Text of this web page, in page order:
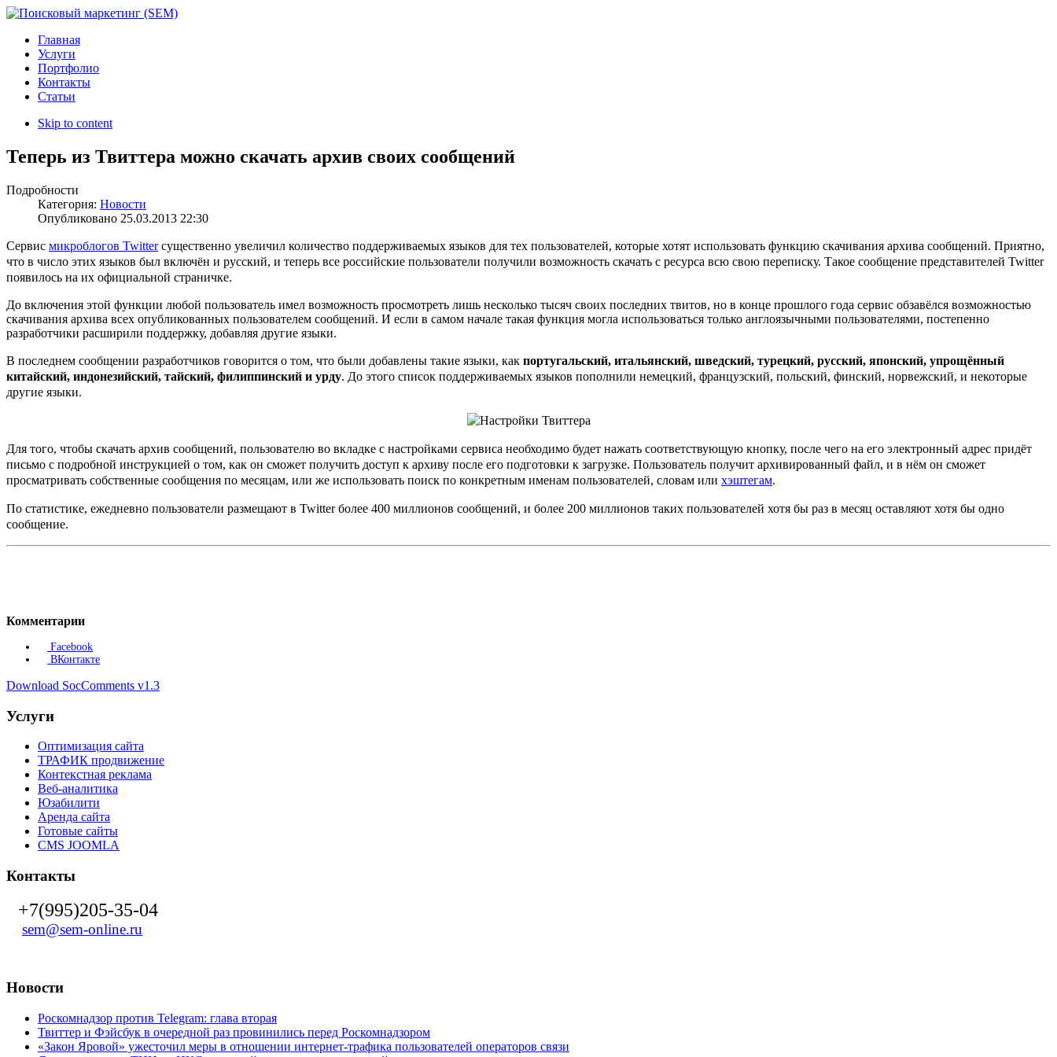
Главная
Услуги
Портфолио
Контакты
Статьи
Skip to content
Теперь из Твиттера можно скачать архив своих сообщений
Подробности
Категория: Новости
Опубликовано 25.03.2013 22:30
Сервис микроблогов Twitterсущественно увеличил количество поддерживаемых языков для тех пользователей, которые хотят использовать функцию скачивания архива сообщений. Приятно,
что в число этих языков был включён и русский, и теперь все российские пользователи получили возможность скачать с ресурса всю свою переписку. Такое сообщение представителей Twitter
появилось на их официальной страничке.
До включения этой функции любой пользователь имел возможность просмотреть лишь несколько тысяч своих последних твитов, но в конце прошлого года сервис обзавёлся возможностью
скачивания архива всех опубликованных пользователем сообщений. И если в самом начале такая функция могла использоваться только англоязычными пользователями, постепенно
разработчики расширили поддержку, добавляя другие языки.
В последнем сообщении разработчиков говорится о том, что были добавлены такие языки, как португальский, итальянский, шведский, турецкий, русский, японский, упрощённый
китайский, индонезийский, тайский, филиппинский и урду. До этого список поддерживаемых языков пополнили немецкий, французский, польский, финский, норвежский, и некоторые
другие языки.
Для того, чтобы скачать архив сообщений, пользователю во вкладке с настройками сервиса необходимо будет нажать соответствующую кнопку, после чего на его электронный адрес придёт
письмо с подробной инструкцией о том, как он сможет получить доступ к архиву после его подготовки к загрузке. Пользователь получит архивированный файл, и в нём он сможет
просматривать собственные сообщения по месяцам, или же использовать поиск по конкретным именам пользователей, словам или хэштегам.
По статистике, ежедневно пользователи размещают в Twitter более 400 миллионов сообщений, и более 200 миллионов таких пользователей хотя бы раз в месяц оставляют хотя бы одно
сообщение.
Комментарии
Facebook
ВКонтакте
Download SocComments v1.3
Услуги
Оптимизация сайта
ТРАФИК продвижение
Контекстная реклама
Веб-аналитика
Юзабилити
Аренда сайта
Готовые сайты
CMS JOOMLA
Контакты
+7(995)205-35-04
sem@sem-online.ru
Новости
Роскомнадзор против Telegram: глава вторая
Твиттер и Фэйсбук в очередной раз провинились перед Роскомнадзором
«Закон Яровой» ужесточил меры в отношении интернет-трафика пользователей операторов связи